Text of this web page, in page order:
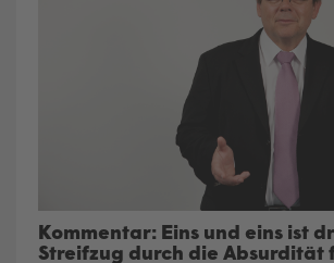
Kommentar: Eins und eins ist
Streifzug durch die Absurdität